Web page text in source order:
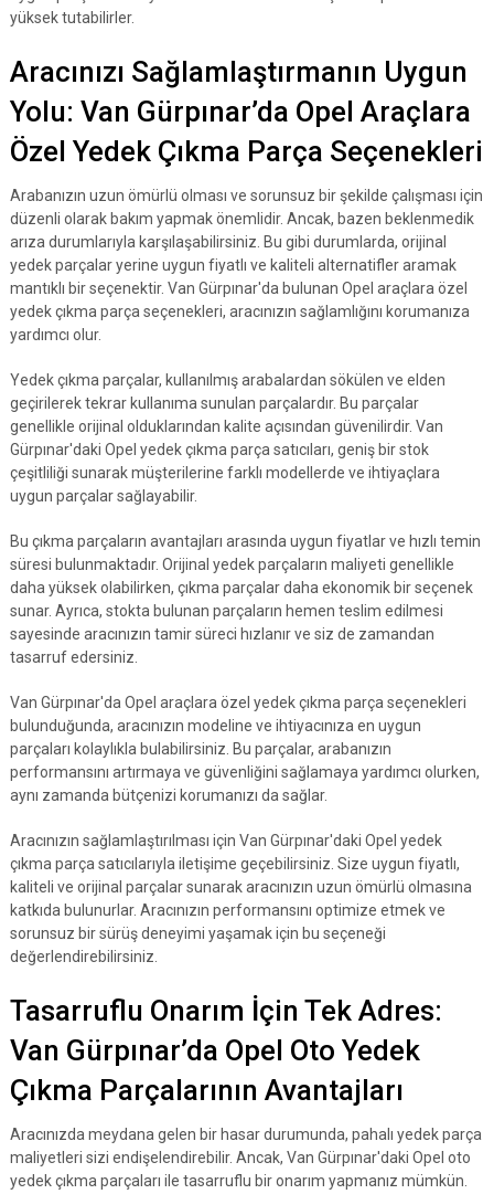
yüksek tutabilirler.
Aracınızı Sağlamlaştırmanın Uygun
Yolu: Van Gürpınar’da Opel Araçlara
Özel Yedek Çıkma Parça Seçenekleri
Arabanızın uzun ömürlü olması ve sorunsuz bir şekilde çalışması için
düzenli olarak bakım yapmak önemlidir. Ancak, bazen beklenmedik
arıza durumlarıyla karşılaşabilirsiniz. Bu gibi durumlarda, orijinal
yedek parçalar yerine uygun fiyatlı ve kaliteli alternatifler aramak
mantıklı bir seçenektir. Van Gürpınar'da bulunan Opel araçlara özel
yedek çıkma parça seçenekleri, aracınızın sağlamlığını korumanıza
yardımcı olur.
Yedek çıkma parçalar, kullanılmış arabalardan sökülen ve elden
geçirilerek tekrar kullanıma sunulan parçalardır. Bu parçalar
genellikle orijinal olduklarından kalite açısından güvenilirdir. Van
Gürpınar'daki Opel yedek çıkma parça satıcıları, geniş bir stok
çeşitliliği sunarak müşterilerine farklı modellerde ve ihtiyaçlara
uygun parçalar sağlayabilir.
Bu çıkma parçaların avantajları arasında uygun fiyatlar ve hızlı temin
süresi bulunmaktadır. Orijinal yedek parçaların maliyeti genellikle
daha yüksek olabilirken, çıkma parçalar daha ekonomik bir seçenek
sunar. Ayrıca, stokta bulunan parçaların hemen teslim edilmesi
sayesinde aracınızın tamir süreci hızlanır ve siz de zamandan
tasarruf edersiniz.
Van Gürpınar'da Opel araçlara özel yedek çıkma parça seçenekleri
bulunduğunda, aracınızın modeline ve ihtiyacınıza en uygun
parçaları kolaylıkla bulabilirsiniz. Bu parçalar, arabanızın
performansını artırmaya ve güvenliğini sağlamaya yardımcı olurken,
aynı zamanda bütçenizi korumanızı da sağlar.
Aracınızın sağlamlaştırılması için Van Gürpınar'daki Opel yedek
çıkma parça satıcılarıyla iletişime geçebilirsiniz. Size uygun fiyatlı,
kaliteli ve orijinal parçalar sunarak aracınızın uzun ömürlü olmasına
katkıda bulunurlar. Aracınızın performansını optimize etmek ve
sorunsuz bir sürüş deneyimi yaşamak için bu seçeneği
değerlendirebilirsiniz.
Tasarruflu Onarım İçin Tek Adres:
Van Gürpınar’da Opel Oto Yedek
Çıkma Parçalarının Avantajları
Aracınızda meydana gelen bir hasar durumunda, pahalı yedek parça
maliyetleri sizi endişelendirebilir. Ancak, Van Gürpınar'daki Opel oto
yedek çıkma parçaları ile tasarruflu bir onarım yapmanız mümkün.